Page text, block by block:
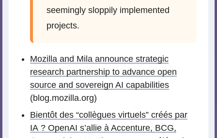
seemingly sloppily implemented
projects.
Mozilla and Mila announce strategic
research partnership to advance open
source and sovereign AI capabilities
(blog.mozilla.org)
Bientôt des “collègues virtuels” créés par
IA ? OpenAI s’allie à Accenture, BCG,